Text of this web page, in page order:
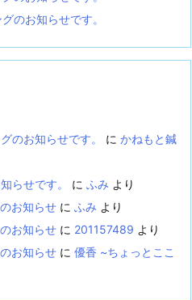
のお知らせです。
のお知らせです。 に かねもと鍼
らせです。
に ふみ より
お知らせ に ふみ より
お知らせ に 201157489 より
お知らせ に 優香 ~ちょっとここ